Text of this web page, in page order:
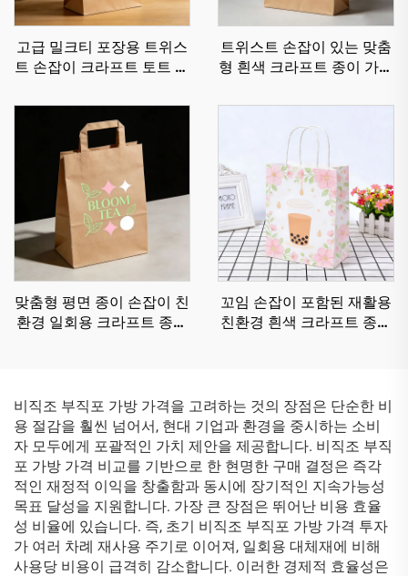
고급 밀크티 포장용 트위스
트 손잡이 크라프트 토트 종
프트 종이 가방
트위스트 손잡이 있는 맞춤
형 흰색 크라프트 종이 가방
크라프트 종이 가방
맞춤형 평면 종이 손잡이 친
환경 일회용 크라프트 종이
꼬임 손잡이 포함된 재활용
친환경 흰색 크라프트 종이
비직조 부직포 가방 가격을 고려하는 것의 장점은 단순한 비
용 절감을 훨씬 넘어서, 현대 기업과 환경을 중시하는 소비
자 모두에게 포괄적인 가치 제안을 제공합니다. 비직조 부직
포 가방 가격 비교를 기반으로 한 현명한 구매 결정은 즉각
적인 재정적 이익을 창출함과 동시에 장기적인 지속가능성
목표 달성을 지원합니다. 가장 큰 장점은 뛰어난 비용 효율
성 비율에 있습니다. 즉, 초기 비직조 부직포 가방 가격 투자
가 여러 차례 재사용 주기로 이어져, 일회용 대체재에 비해
사용당 비용이 급격히 감소합니다. 이러한 경제적 효율성은